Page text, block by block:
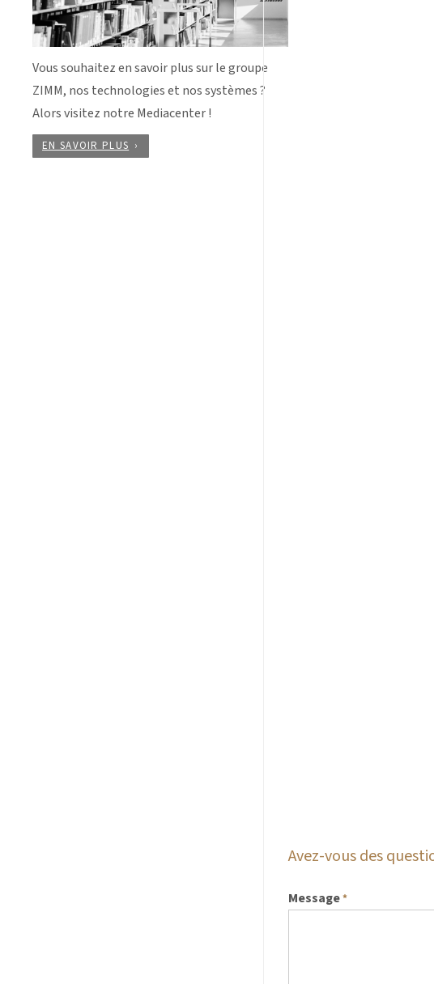
Vous souhaitez en savoir plus sur le groupe
ZIMM, nos technologies et nos systèmes ?
Alors visitez notre Mediacenter !
EN SAVOIR PLUS
Avez-vous des
Message*